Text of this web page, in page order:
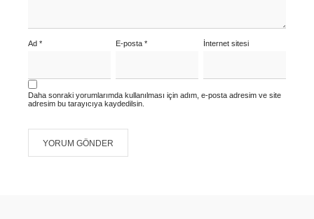
Ad * E-posta* İnternet sitesi
Daha sonraki yorumlarımda kullanılması için adım, e-posta adresim ve site
adresim bu tarayıcıya kaydedilsin.